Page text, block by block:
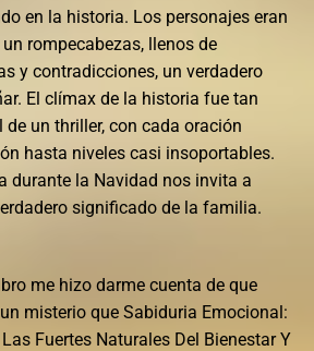
en la historia. Los personajes eran
rompecabezas, llenos de
y contradicciones, un verdadero
El clímax de la historia fue tan
un thriller, con cada oración
hasta niveles casi insoportables.
durante la Navidad nos invita a
significado de la familia.
me hizo darme cuenta de que
misterio que Sabiduria Emocional:
Fuertes Naturales Del Bienestar Y